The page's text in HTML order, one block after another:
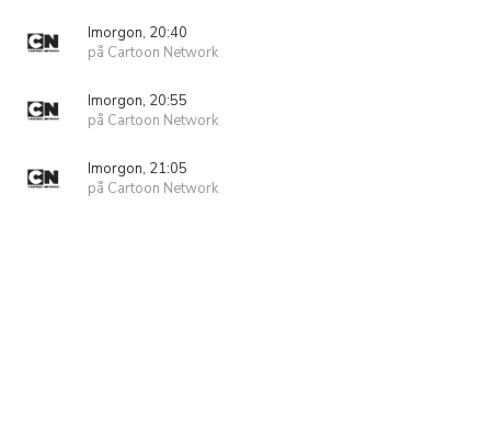
Imorgon, 20:40
på Cartoon Network
Imorgon, 20:55
på Cartoon Network
Imorgon, 21:05
på Cartoon Network